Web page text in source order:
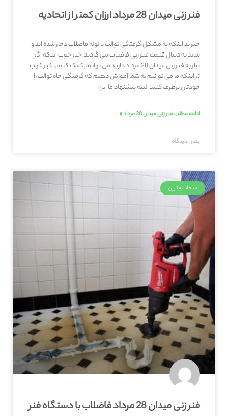
فنر زنی میدان 28 مرداد ارزان کمتر از اتحادیه
خبر بد اینکه به مشکل گرفتگی توالت یا لوله فاضلاب دچار شده اید و
شاید به دنبال قیمت فنر زنی فاضلاب می گردید. خبر خوب اینکه اگر
نیاز به فنر زنی میدان 28 مرداد دارید می توانیم کمک کنیم. خبر خوب
تر اینکه ما می توانیم به شما آموزش دهیم که گرفتگی جاه توالت را
خودتان برطرف کنید البته پیشنهاد ما این
ادامه مطلب فنر زنی میدان 28 مرداد »
بدون دیدگاه
خدمات فنرزن
فنر زنی میدان 28 مرداد فاضلاب با دستگاه فنر